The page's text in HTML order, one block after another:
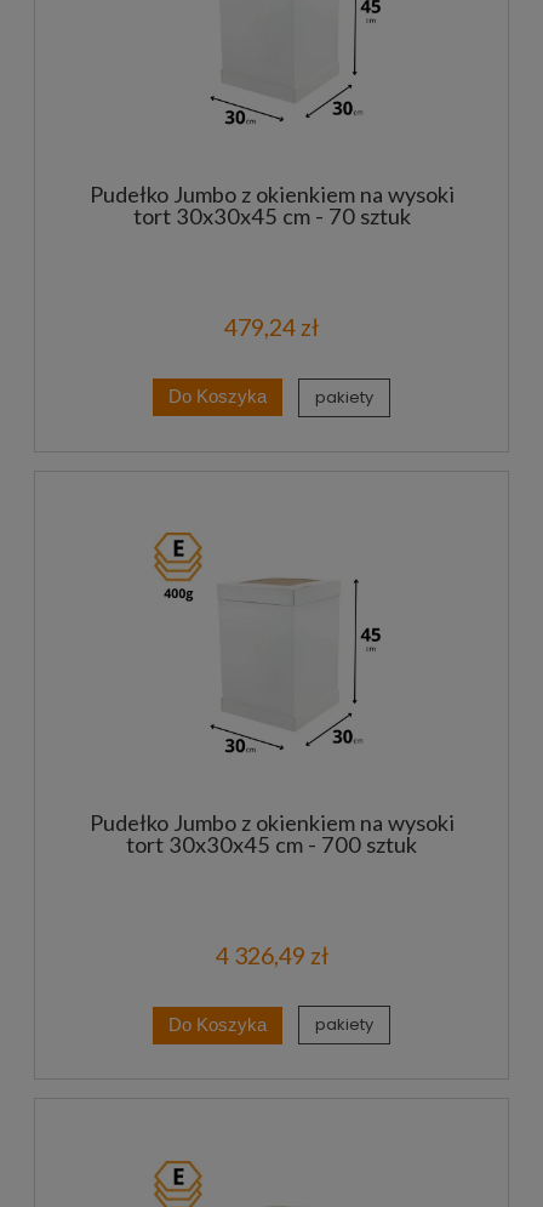
Pudełko Jumbo z okienkiem na wysoki
tort 30x30x45 cm - 70 sztuk
479,24 zł
Do Koszyka pakiety
Pudełko Jumbo z okienkiem na wysoki
tort 30x30x45 cm - 700 sztuk
4 326,49 zł
Do Koszyka pakiety